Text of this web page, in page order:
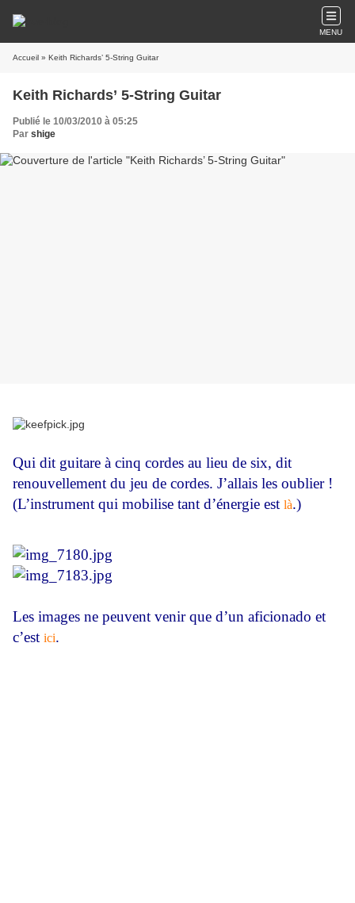
MENU
Accueil » Keith Richards’ 5-String Guitar
Keith Richards’ 5-String Guitar
Publié le 10/03/2010 à 05:25
Par shige
Qui dit guitare à cinq cordes au lieu de six, dit
renouvellement du jeu de cordes. J’allais les oublier !
(L’instrument qui mobilise tant d’énergie est là.)
Les images ne peuvent venir que d’un aficionado et
c’est ici.